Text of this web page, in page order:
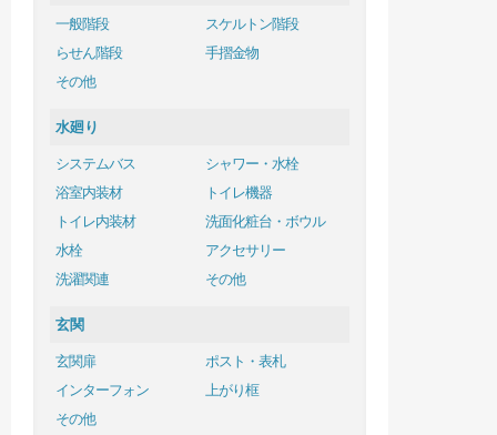
一般階段
スケルトン階段
らせん階段
手摺金物
その他
水廻り
システムバス
シャワー・水栓
浴室内装材
トイレ機器
トイレ内装材
洗面化粧台・ボウル
水栓
アクセサリー
洗濯関連
その他
玄関
玄関扉
ポスト・表札
インターフォン
上がり框
その他